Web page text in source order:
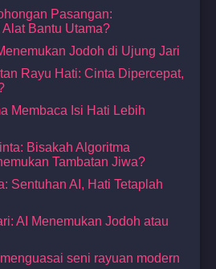
Pasangan:
Bantu Utama?
Jodoh di Ujung Jari
Rayu Hati: Cinta Dipercepat,
Membaca Isi Hati Lebih
Bisakah Algoritma
Tambatan Jiwa?
Sentuhan AI, Hati Tetaplah
AI Menemukan Jodoh atau
seni rayuan modern